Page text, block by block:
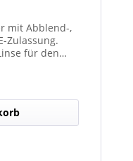
mit Abblend-,
Zulassung.
für den
zur sicheren
angegebenen
Modelle mit nur
wahlweise